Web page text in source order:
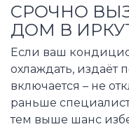
СРОЧНО
ДОМ В
Если ваш
охлаждать, издаёт
включается – не
раньше
тем выше шанс